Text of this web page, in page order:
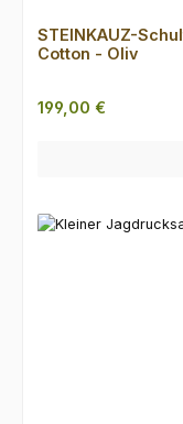
STEINKAUZ-
Cotton - Oliv
Regulärer Preis:
199,00 €